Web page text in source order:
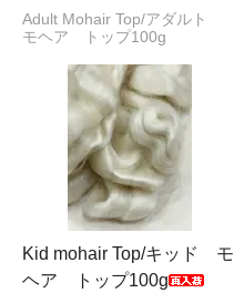
Adult Mohair Top/アダルト
モヘア トップ100g
Kid mohair Top/キッド モ
ヘア トップ100g